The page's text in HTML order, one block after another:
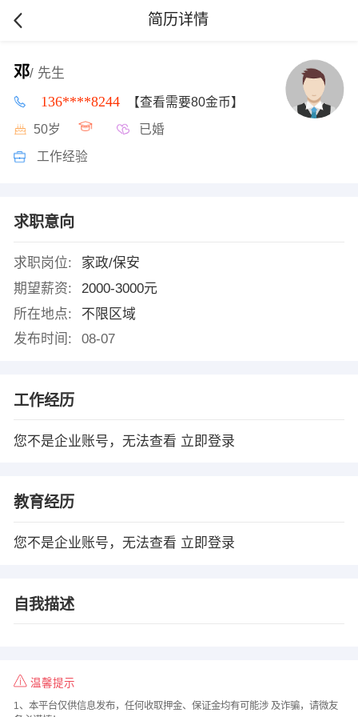
简历详情
邓/ 先生
136****8244 【查看需要80金币】
50岁 已婚
工作经验
求职意向
求职岗位:
家政/保安
期望薪资:
2000-3000元
所在地点:
不限区域
发布时间:
08-07
工作经历
您不是企业账号，无法查看 立即登录
教育经历
您不是企业账号，无法查看 立即登录
自我描述
温馨提示
1、本平台仅供信息发布，任何收取押金、保证金均有可能涉 及诈骗，请微友